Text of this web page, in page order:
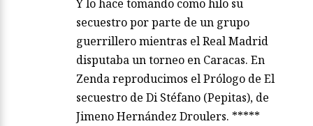
Y lo hace tomando como hilo su
secuestro por parte de un grupo
guerrillero mientras el Real Madrid
disputaba un torneo en Caracas. En
Zenda reproducimos el Prólogo de El
secuestro de Di Stéfano (Pepitas), de
Jimeno Hernández Droulers. *****